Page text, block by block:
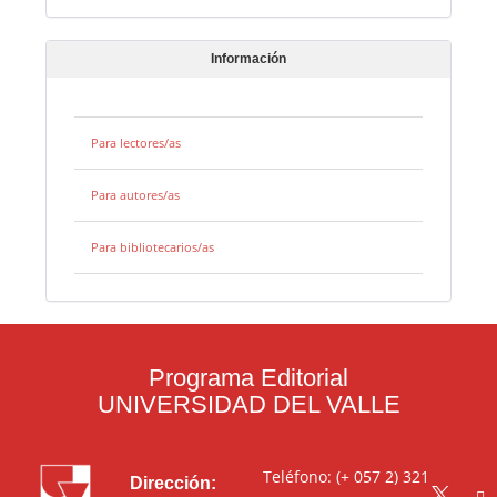
Información
Para lectores/as
Para autores/as
Para bibliotecarios/as
Programa Editorial
UNIVERSIDAD DEL VALLE
Dirección:
Teléfono: (+ 057 2) 321